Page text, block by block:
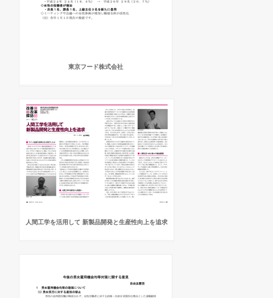
東京フード株式会社
人間工学を活用して 新製品開発と生産性向上を追求